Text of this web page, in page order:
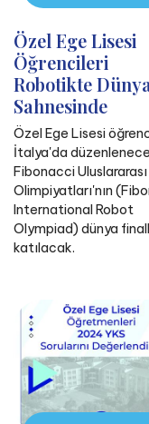
Özel Ege Lisesi
Öğrencileri
Robotikte Dünya
Sahnesinde
Özel Ege Lisesi
İtalya'da
Fibonacci
Olimpiyatları'nın
International Robot
Olympiad) dünya
katılacak.